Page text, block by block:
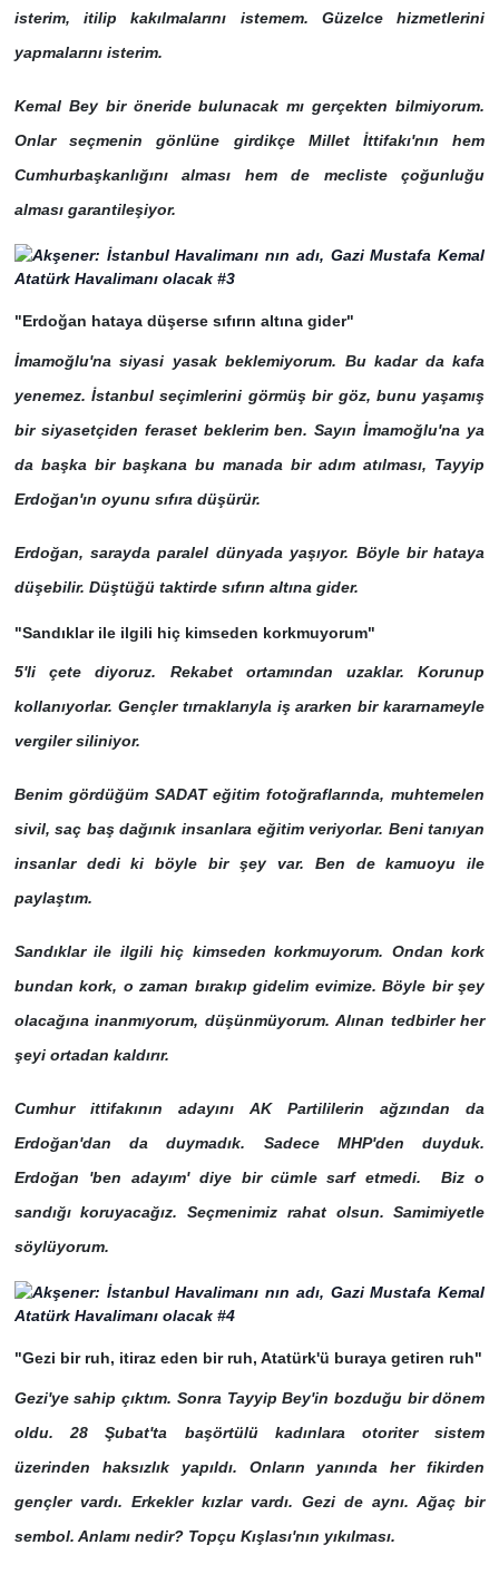
isterim, itilip kakılmalarını istemem. Güzelce hizmetlerini
yapmalarını isterim.
Kemal Bey bir öneride bulunacak mı gerçekten bilmiyorum.
Onlar seçmenin gönlüne girdikçe Millet İttifakı'nın hem
Cumhurbaşkanlığını alması hem de mecliste çoğunluğu
alması garantileşiyor.
"Erdoğan hataya düşerse sıfırın altına gider"
İmamoğlu'na siyasi yasak beklemiyorum. Bu kadar da kafa
yenemez. İstanbul seçimlerini görmüş bir göz, bunu yaşamış
bir siyasetçiden feraset beklerim ben. Sayın İmamoğlu'na ya
da başka bir başkana bu manada bir adım atılması, Tayyip
Erdoğan'ın oyunu sıfıra düşürür.
Erdoğan, sarayda paralel dünyada yaşıyor. Böyle bir hataya
düşebilir. Düştüğü taktirde sıfırın altına gider.
"Sandıklar ile ilgili hiç kimseden korkmuyorum"
5'li çete diyoruz. Rekabet ortamından uzaklar. Korunup
kollanıyorlar. Gençler tırnaklarıyla iş ararken bir kararnameyle
vergiler siliniyor.
Benim gördüğüm SADAT eğitim fotoğraflarında, muhtemelen
sivil, saç baş dağınık insanlara eğitim veriyorlar. Beni tanıyan
insanlar dedi ki böyle bir şey var. Ben de kamuoyu ile
paylaştım.
Sandıklar ile ilgili hiç kimseden korkmuyorum. Ondan kork
bundan kork, o zaman bırakıp gidelim evimize. Böyle bir şey
olacağına inanmıyorum, düşünmüyorum. Alınan tedbirler her
şeyi ortadan kaldırır.
Cumhur ittifakının adayını AK Partililerin ağzından da
Erdoğan'dan da duymadık. Sadece MHP'den duyduk.
Erdoğan 'ben adayım' diye bir cümle sarf etmedi. Biz o
sandığı koruyacağız. Seçmenimiz rahat olsun. Samimiyetle
söylüyorum.
"Gezi bir ruh, itiraz eden bir ruh, Atatürk'ü buraya getiren ruh"
Gezi'ye sahip çıktım. Sonra Tayyip Bey'in bozduğu bir dönem
oldu. 28 Şubat'ta başörtülü kadınlara otoriter sistem
üzerinden haksızlık yapıldı. Onların yanında her fikirden
gençler vardı. Erkekler kızlar vardı. Gezi de aynı. Ağaç bir
sembol. Anlamı nedir? Topçu Kışlası'nın yıkılması.